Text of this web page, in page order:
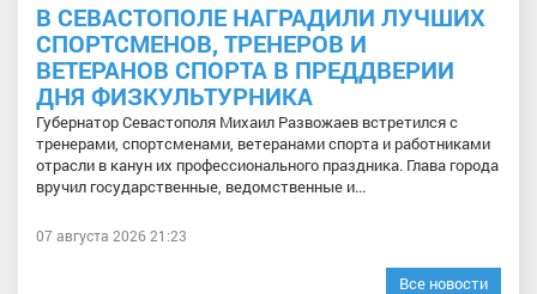
В СЕВАСТОПОЛЕ НАГРАДИЛИ ЛУЧШИХ
СПОРТСМЕНОВ, ТРЕНЕРОВ И
ВЕТЕРАНОВ СПОРТА В ПРЕДДВЕРИИ
ДНЯ ФИЗКУЛЬТУРНИКА
Губернатор Севастополя Михаил Развожаев встретился с
тренерами, спортсменами, ветеранами спорта и работниками
отрасли в канун их профессионального праздника. Глава города
вручил государственные, ведомственные и...
07 августа 2026 21:23
Все новости